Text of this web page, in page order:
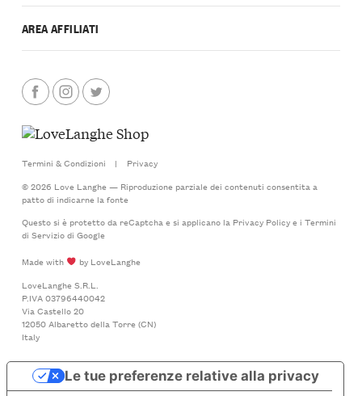
AREA AFFILIATI
Termini & Condizioni |
Privacy
© 2026 Love Langhe — Riproduzione parziale dei contenuti consentita a
patto di indicarne la fonte
Questo si è protetto da reCaptcha e si applicano la Privacy Policye i Termini
di Serviziodi Google
Made with
by LoveLanghe
LoveLanghe S.R.L.
P.IVA 03796440042
Via Castello 20
12050 Albaretto della Torre (CN)
Italy
Le tue preferenze relative alla privacy